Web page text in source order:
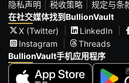
隐私声明
税收策略 规定与条
在社交媒体找到BullionVault
X (Twitter)
LinkedIn
Instagram
Threads
BullionVault手机应用程序